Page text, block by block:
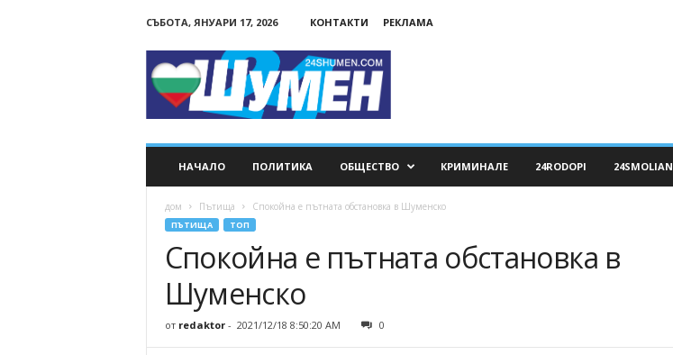
СЪБОТА, ЯНУАРИ 17, 2026 КОНТАКТИ РЕКЛАМА
НАЧАЛО ПОЛИТИКА ОБЩЕСТВО КРИМИНАЛЕ 24RODOPI 24SMOLIAN
дом Пътища Спокойна е пътната обстановка в Шуменско
ПЪТИЩА ТОП
Спокойна е пътната обстановка в
Шуменско
от redaktor- 2021/12/18 8:50:20 AM 0